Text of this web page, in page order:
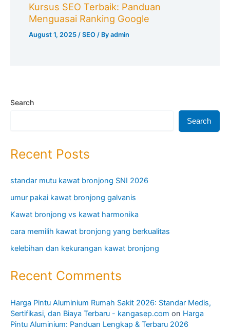
Kursus SEO Terbaik: Panduan
Menguasai Ranking Google
August 1, 2025 /SEO / Byadmin
Search
Search
Recent Posts
standar mutu kawat bronjong SNI 2026
umur pakai kawat bronjong galvanis
Kawat bronjong vs kawat harmonika
cara memilih kawat bronjong yang berkualitas
kelebihan dan kekurangan kawat bronjong
Recent Comments
Harga Pintu Aluminium Rumah Sakit 2026: Standar Medis,
Sertifikasi, dan Biaya Terbaru - kangasep.com on Harga
Pintu Aluminium: Panduan Lengkap & Terbaru 2026